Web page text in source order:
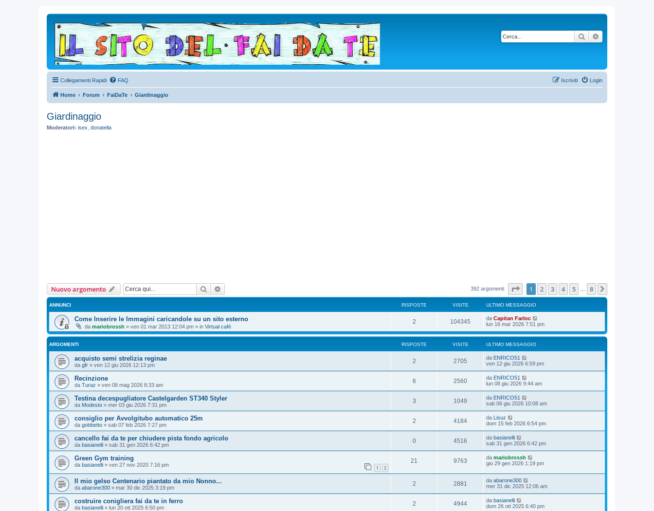
Cerca
Collegamenti Rapidi FAQ Login
Iscriviti
Home Forum FaiDaTe Giardinaggio
Giardinaggio
Moderatori: isex donatella
Nuovo argomento Cerca 392 argomenti Pagina1 di
1 2 3 4 5 8
ANNUNCI RISPOSTE VISITE ULTIMO MESSAGGIO
Come Inserire le Immagini caricandole su un sito esterno
da mariobrossh » ven 01 mar 2013 12:04 pm » in Virtual cafè
2 104345 da Capitan Farloc
lun 16 mar 2026 7:51 pm
ARGOMENTI RISPOSTE VISITE ULTIMO MESSAGGIO
acquisto semi strelizia reginae
da gfr » ven 12 giu 2026 12:13 pm
2 2705 da ENRICO51
ven 12 giu 2026 6:59 pm
Recinzione
da Turaz » ven 08 mag 2026 8:33 am
6 2560 da ENRICO51
lun 08 giu 2026 9:44 am
Testina decespugliatore Castelgarden ST340 Styler
da Modesto » mer 03 giu 2026 7:31 pm
3 1049 da ENRICO51
sab 06 giu 2026 10:08 am
consiglio per Avvolgitubo automatico 25m
da gobbetto » sab 07 feb 2026 7:27 pm
2 4184 da Lisuz
dom 15 feb 2026 6:54 pm
cancello fai da te per chiudere pista fondo agricolo
da basianelli » sab 31 gen 2026 6:42 pm
0 4516 da basianelli
sab 31 gen 2026 6:42 pm
Green Gym training
da basianelli » ven 27 nov 2020 7:16 pm 1 2
21 9763 da mariobrossh
gio 29 gen 2026 1:19 pm
Il mio gelso Centenario piantato da mio Nonno...
da abarone300 » mar 30 dic 2025 3:19 pm
2 2881 da abarone300
mer 31 dic 2025 12:06 am
costruire conigliera fai da te in ferro
da basianelli » lun 20 ott 2025 6:50 pm
2 4944 da basianelli
dom 26 ott 2025 6:40 pm